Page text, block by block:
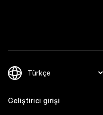
Geliştirici girişi